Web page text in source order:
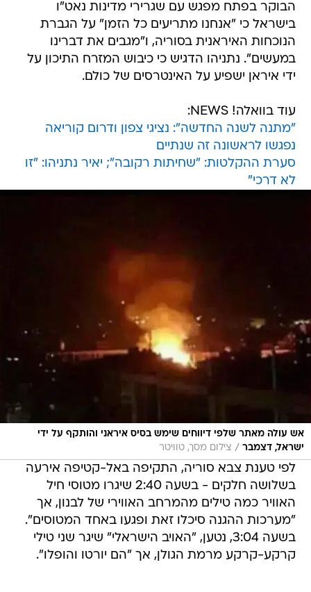
הבוקר בפתח מפגש עם שגרירי מדינות נאט"ו
בישראל כי "אנחנו מתריעים כל הזמן" על הגברת
הנוכחות האיראנית בסוריה, ו"מגבים את דברינו
במעשים". נתניהו הדגיש כי כיבוש המזרח התיכון על
ידי איראן ישפיע על האינטרסים של כולם.
עוד בוואלה! NEWS:
"מתנה לשנה החדשה": נציגי צפון ודרום קוריאה
נפגשו לראשונה זה שנתיים
סערת ההקלטות: "שחיתות רקובה"; יאיר נתניהו: "זו
לא דרכי"
אש עולה מאתר שלפי דיווחים שימש בסיס איראני והותקף על ידי
ישראל, דצמבר / צילום מסך, טוויטר
לפי טענת צבא סוריה, התקיפה באל-קטיפה אירעה
בשלושה חלקים - בשעה 2:40 שיגרו מטוסי חיל
האוויר כמה טילים מהמרחב האווירי של לבנון, אך
"מערכות ההגנה סיכלו זאת ופגעו באחד המטוסים".
בשעה 3:04, נטען, "האויב הישראלי" שיגר שני טילי
קרקע-קרקע מרמת הגולן, אך "הם יורטו והופלו".